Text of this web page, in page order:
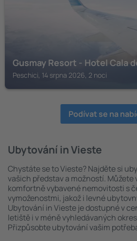
Gusmay Resort - Hotel Cala
Peschici, 14 srpna 2026, 2 noci
Podívat se na
Ubytování in Vieste
Chystáte se to Vieste? Najděte si
vašich představ a možností. Můžete
komfortně vybavené nemovitosti s
vymoženostmi, jakož i levné
Ubytování in Vieste je dostupné v
letiště i v méně vyhledávaných
Přizpůsobte ubytování vašim